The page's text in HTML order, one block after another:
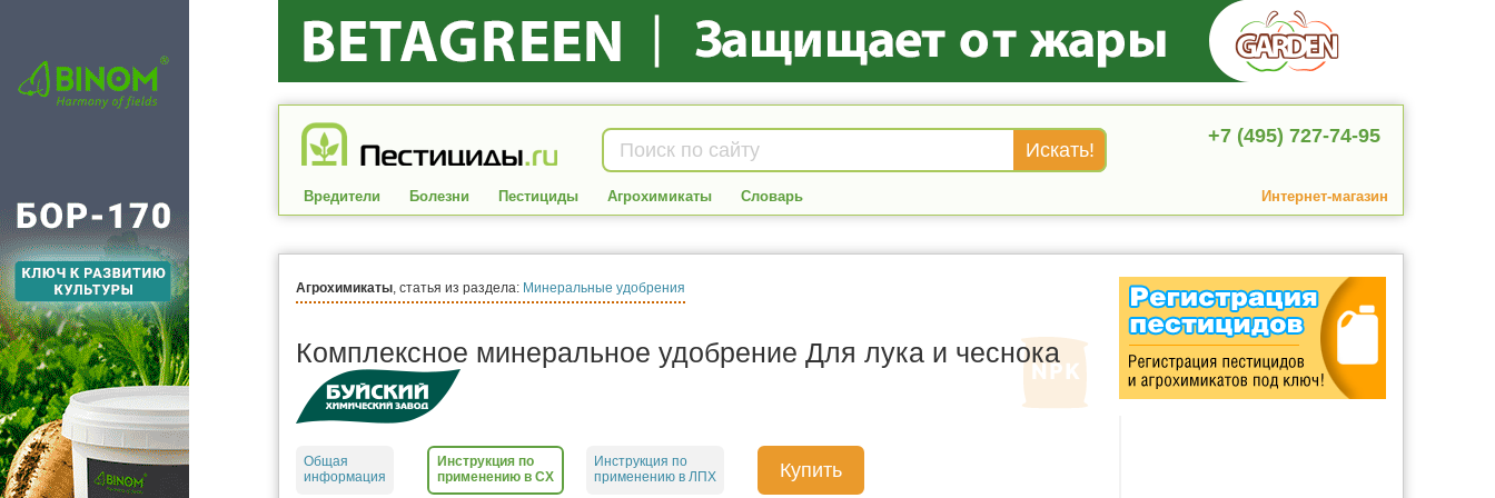
+7 (495) 727-74-95
Вредители Болезни Пестициды Агрохимикаты Словарь Интернет-магазин
Агрохимикаты, статья из раздела: Минеральные удобрения
Комплексное минеральное удобрение Для лука и чеснока
Общая
информация
Инструкция по
применению в СХ
Инструкция по
применению в ЛПХ
Купить